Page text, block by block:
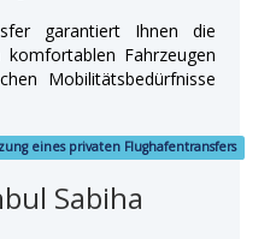
garantiert Ihnen die
Fahrzeugen
Mobilitätsbedürfnisse
eines privaten Flughafentransfers
Sabiha